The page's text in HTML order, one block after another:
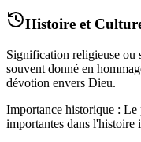
Histoire et
Signification religieuse ou
souvent donné en
dévotion envers Dieu.
Importance historique : Le
importantes dans l'histoire